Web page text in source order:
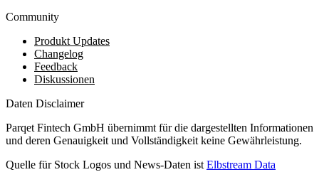
Community
Produkt Updates
Changelog
Feedback
Diskussionen
Daten Disclaimer
Parqet Fintech GmbH übernimmt für die dargestellten Informationen
und deren Genauigkeit und Vollständigkeit keine Gewährleistung.
Quelle für Stock Logos und News-Daten ist Elbstream Data